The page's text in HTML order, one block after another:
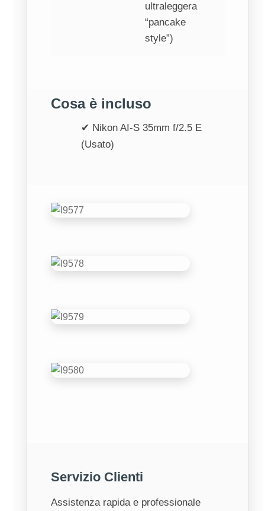
ultraleggera
“pancake
style”)
Cosa è incluso
✔ Nikon AI-S 35mm f/2.5 E
(Usato)
Servizio Clienti
Assistenza rapida e professionale